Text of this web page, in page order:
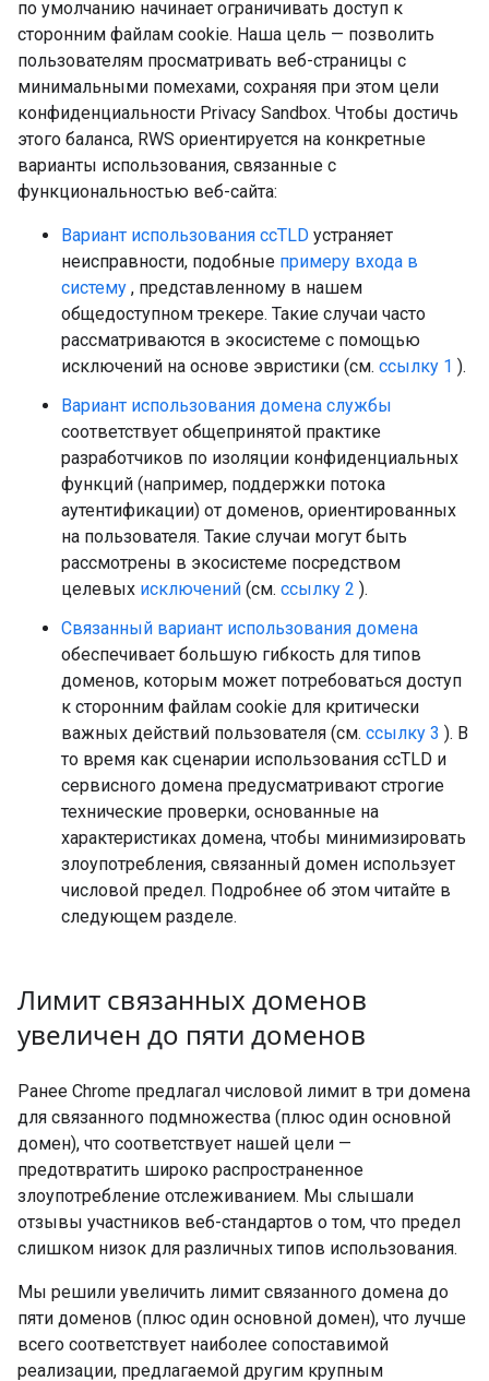
по умолчанию начинает ограничивать доступ к
сторонним файлам cookie. Наша цель — позволить
пользователям просматривать веб-страницы с
минимальными помехами, сохраняя при этом цели
конфиденциальности Privacy Sandbox. Чтобы достичь
этого баланса, RWS ориентируется на конкретные
варианты использования, связанные с
функциональностью веб-сайта:
Вариант использования ccTLD устраняет
неисправности, подобные примеру входа в
систему , представленному в нашем
общедоступном трекере. Такие случаи часто
рассматриваются в экосистеме с помощью
исключений на основе эвристики (см. ссылку 1 ).
Вариант использования домена службы
соответствует общепринятой практике
разработчиков по изоляции конфиденциальных
функций (например, поддержки потока
аутентификации) от доменов, ориентированных
на пользователя. Такие случаи могут быть
рассмотрены в экосистеме посредством
целевых исключений (см. ссылку 2 ).
Связанный вариант использования домена
обеспечивает большую гибкость для типов
доменов, которым может потребоваться доступ
к сторонним файлам cookie для критически
важных действий пользователя (см. ссылку 3 ). В
то время как сценарии использования ccTLD и
сервисного домена предусматривают строгие
технические проверки, основанные на
характеристиках домена, чтобы минимизировать
злоупотребления, связанный домен использует
числовой предел. Подробнее об этом читайте в
следующем разделе.
Лимит связанных доменов
увеличен до пяти доменов
Ранее Chrome предлагал числовой лимит в три домена
для связанного подмножества (плюс один основной
домен), что соответствует нашей цели —
предотвратить широко распространенное
злоупотребление отслеживанием. Мы слышали
отзывы участников веб-стандартов о том, что предел
слишком низок для различных типов использования.
Мы решили увеличить лимит связанного домена до
пяти доменов (плюс один основной домен), что лучше
всего соответствует наиболее сопоставимой
реализации, предлагаемой другим крупным